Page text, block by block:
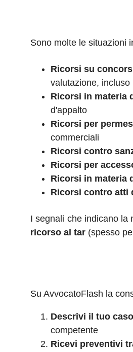
Sono molte le situazioni
Ricorsi su
valutazione,
Ricorsi in materia
d'appalto
Ricorsi per
commerciali
Ricorsi contro
Ricorsi per
Ricorsi in materia
Ricorsi contro atti
I segnali che indicano
ricorso al tar (spesso
Su AvvocatoFlash la
Descrivi il tuo
competente
Ricevi preventivi